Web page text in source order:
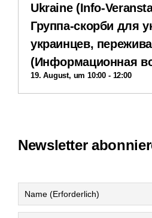
Ukraine (Info-
Группа-скорби для
украинцев,
(Информационная
19. August, um 10:00 - 12:00
Newsletter